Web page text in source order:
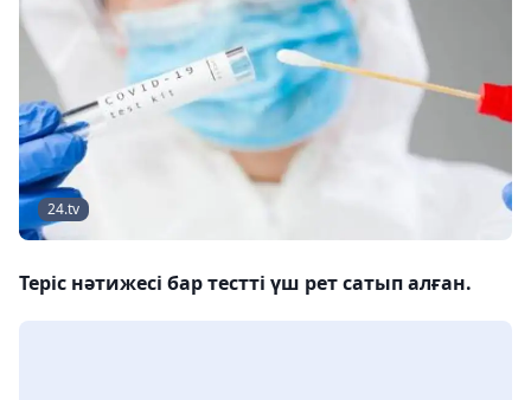
24.tv
Теріс нәтижесі бар тестті үш рет сатып алған.